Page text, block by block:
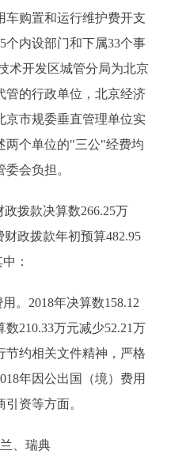
车购置和运行维护费开支
个内设部门和下属33个事
术开发区城管分局为北京
管的行政单位，北京经济
京市规委垂直管理单位实
两个单位的"三公"经费均
会负担。
拨款决算数266.25万
政拨款年初预算482.95
：
2018年决算数158.12
210.33万元减少52.21万
节约相关文件精神，严格
年因公出国（境）费用
资等方面。
、瑞典